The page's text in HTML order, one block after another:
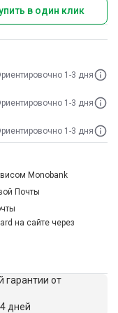
в один клик
1-3 дня
1-3 дня
1-3 дня
Monobank
Почты
на сайте через
гарантии от
дней